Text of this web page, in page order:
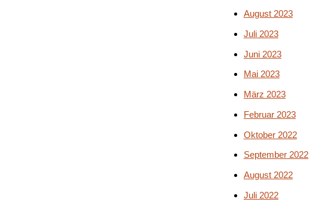
August 2023
Juli 2023
Juni 2023
Mai 2023
März 2023
Februar 2023
Oktober 2022
September 2022
August 2022
Juli 2022